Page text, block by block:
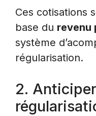
Ces cotisations
base du revenu
système
régularisation.
2.